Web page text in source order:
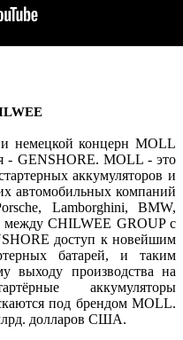
немецкой концерн MOLL
- GENSHORE. MOLL - это
аккумуляторов и
автомобильных компаний
Lamborghini, BMW,
между CHILWEE GROUP с
доступ к новейшим
батарей, и таким
выходу производства на
аккумуляторы
под брендом MOLL.
долларов США.